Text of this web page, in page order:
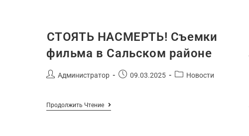
️СТОЯТЬ НАСМЕРТЬ! Съемки
фильма в Сальском районе
Администратор 09.03.2025 Новости
Продолжить Чтение